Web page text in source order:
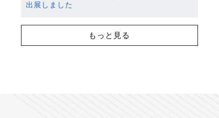
出展しました
もっと見る